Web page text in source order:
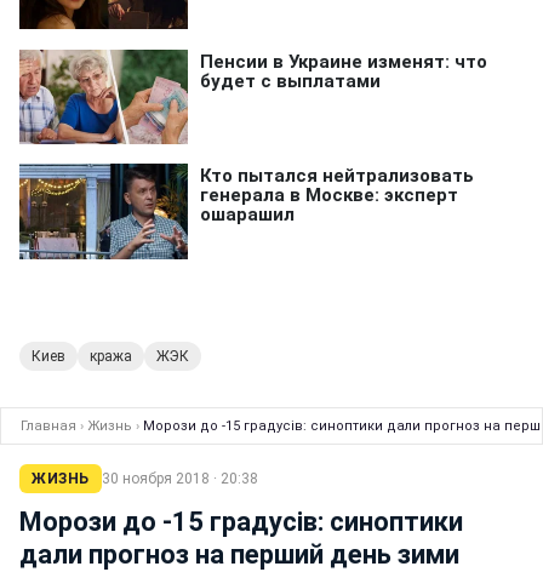
Киев кража ЖЭК
Главная › Жизнь › Морози до -15 градусів: синоптики дали прогноз на
ЖИЗНЬ 30 ноября 2018 · 20:38
Морози до -15 градусів: синоптики
дали прогноз на перший день зими